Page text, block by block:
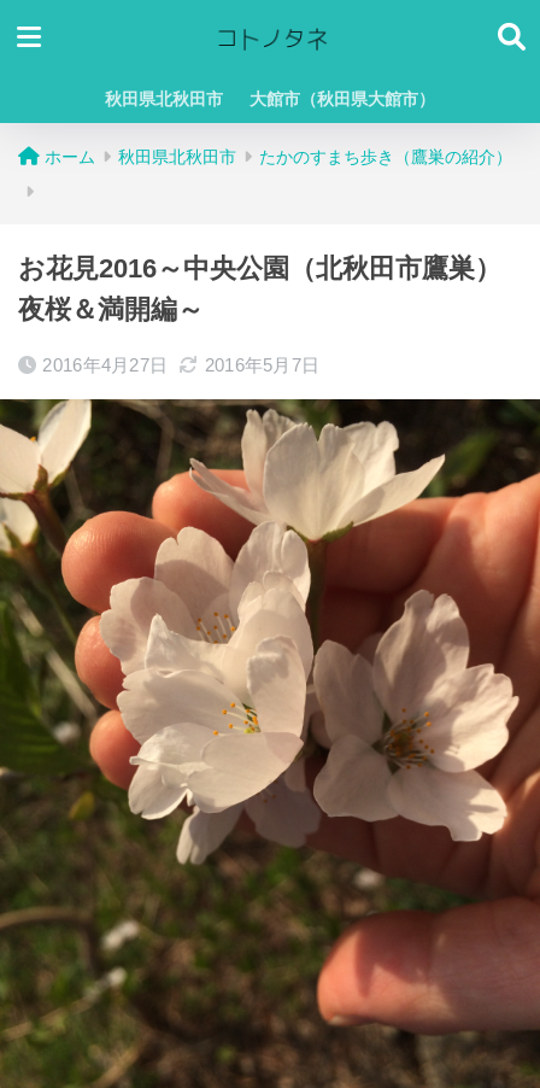
秋田県北秋田市 大館市（秋田県大館市）
ホーム 秋田県北秋田市 たかのすまち歩き（鷹巣の紹介）
お花見2016～中央公園（北秋田市鷹巣）
夜桜＆満開編～
2016年4月27日 2016年5月7日